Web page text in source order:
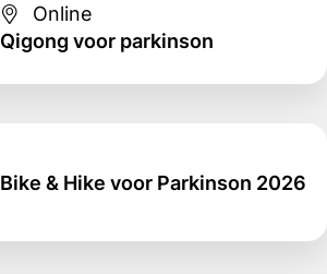
Online
Qigong voor parkinson
Bike & Hike voor Parkinson 2026